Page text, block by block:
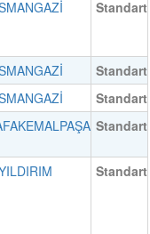
Standart
Standart
Standart
Standart
Standart